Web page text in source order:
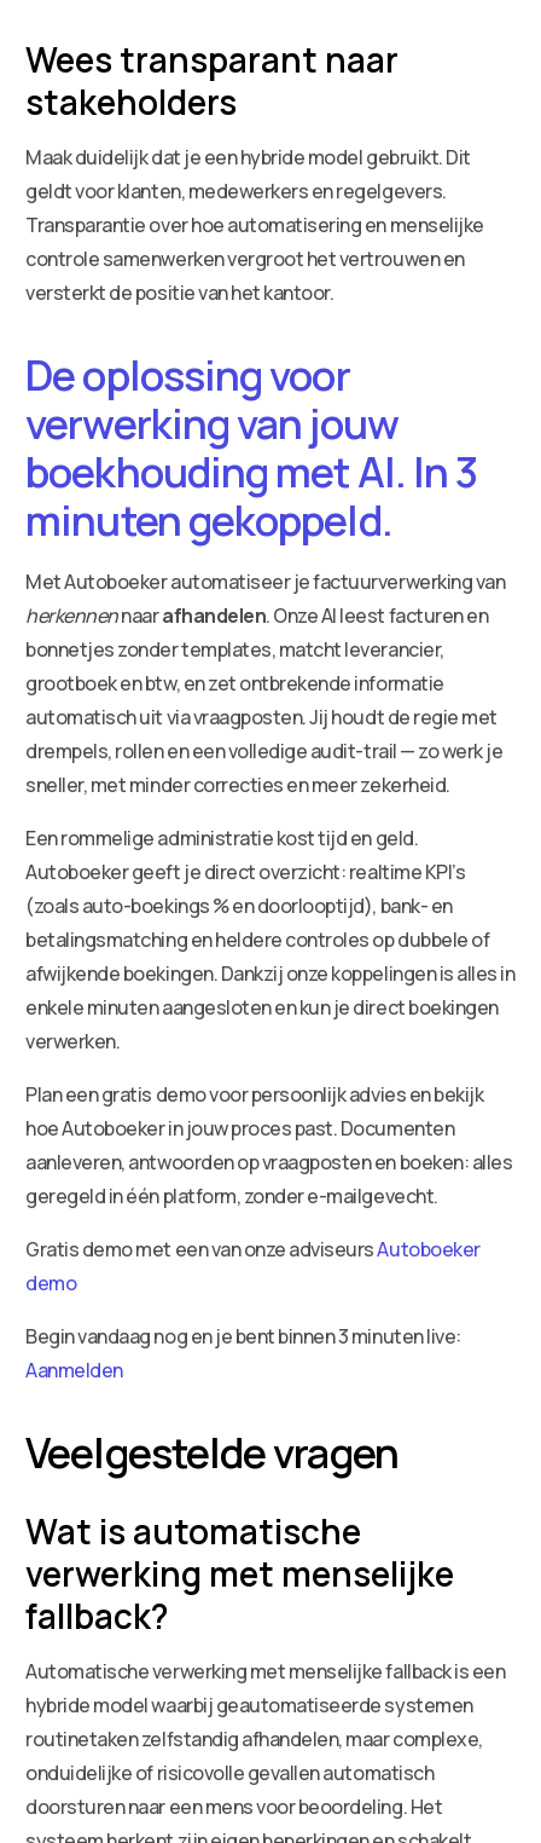
Wees transparant naar
stakeholders
Maak duidelijk dat je een hybride model gebruikt. Dit
geldt voor klanten, medewerkers en regelgevers.
Transparantie over hoe automatisering en menselijke
controle samenwerken vergroot het vertrouwen en
versterkt de positie van het kantoor.
De oplossing voor
verwerking van jouw
boekhouding met AI. In 3
minuten gekoppeld.
Met Autoboeker automatiseer je factuurverwerking van
herkennennaarafhandelen. Onze AI leest facturen en
bonnetjes zonder templates, matcht leverancier,
grootboek en btw, en zet ontbrekende informatie
automatisch uit via vraagposten. Jij houdt de regie met
drempels, rollen en een volledige audit-trail — zo werk je
sneller, met minder correcties en meer zekerheid.
Een rommelige administratie kost tijd en geld.
Autoboeker geeft je direct overzicht: realtime KPI’s
(zoals auto-boekings % en doorlooptijd), bank- en
betalingsmatching en heldere controles op dubbele of
afwijkende boekingen. Dankzij onze koppelingen is alles in
enkele minuten aangesloten en kun je direct boekingen
verwerken.
Plan een gratis demo voor persoonlijk advies en bekijk
hoe Autoboeker in jouw proces past. Documenten
aanleveren, antwoorden op vraagposten en boeken: alles
geregeld in één platform, zonder e-mailgevecht.
Gratis demo met een van onze adviseursAutoboeker
demo
Begin vandaag nog en je bent binnen 3 minuten live:
Aanmelden
Veelgestelde vragen
Wat is automatische
verwerking met menselijke
fallback?
Automatische verwerking met menselijke fallback is een
hybride model waarbij geautomatiseerde systemen
routinetaken zelfstandig afhandelen, maar complexe,
onduidelijke of risicovolle gevallen automatisch
doorsturen naar een mens voor beoordeling. Het